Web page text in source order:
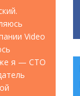
Video
я — CTO